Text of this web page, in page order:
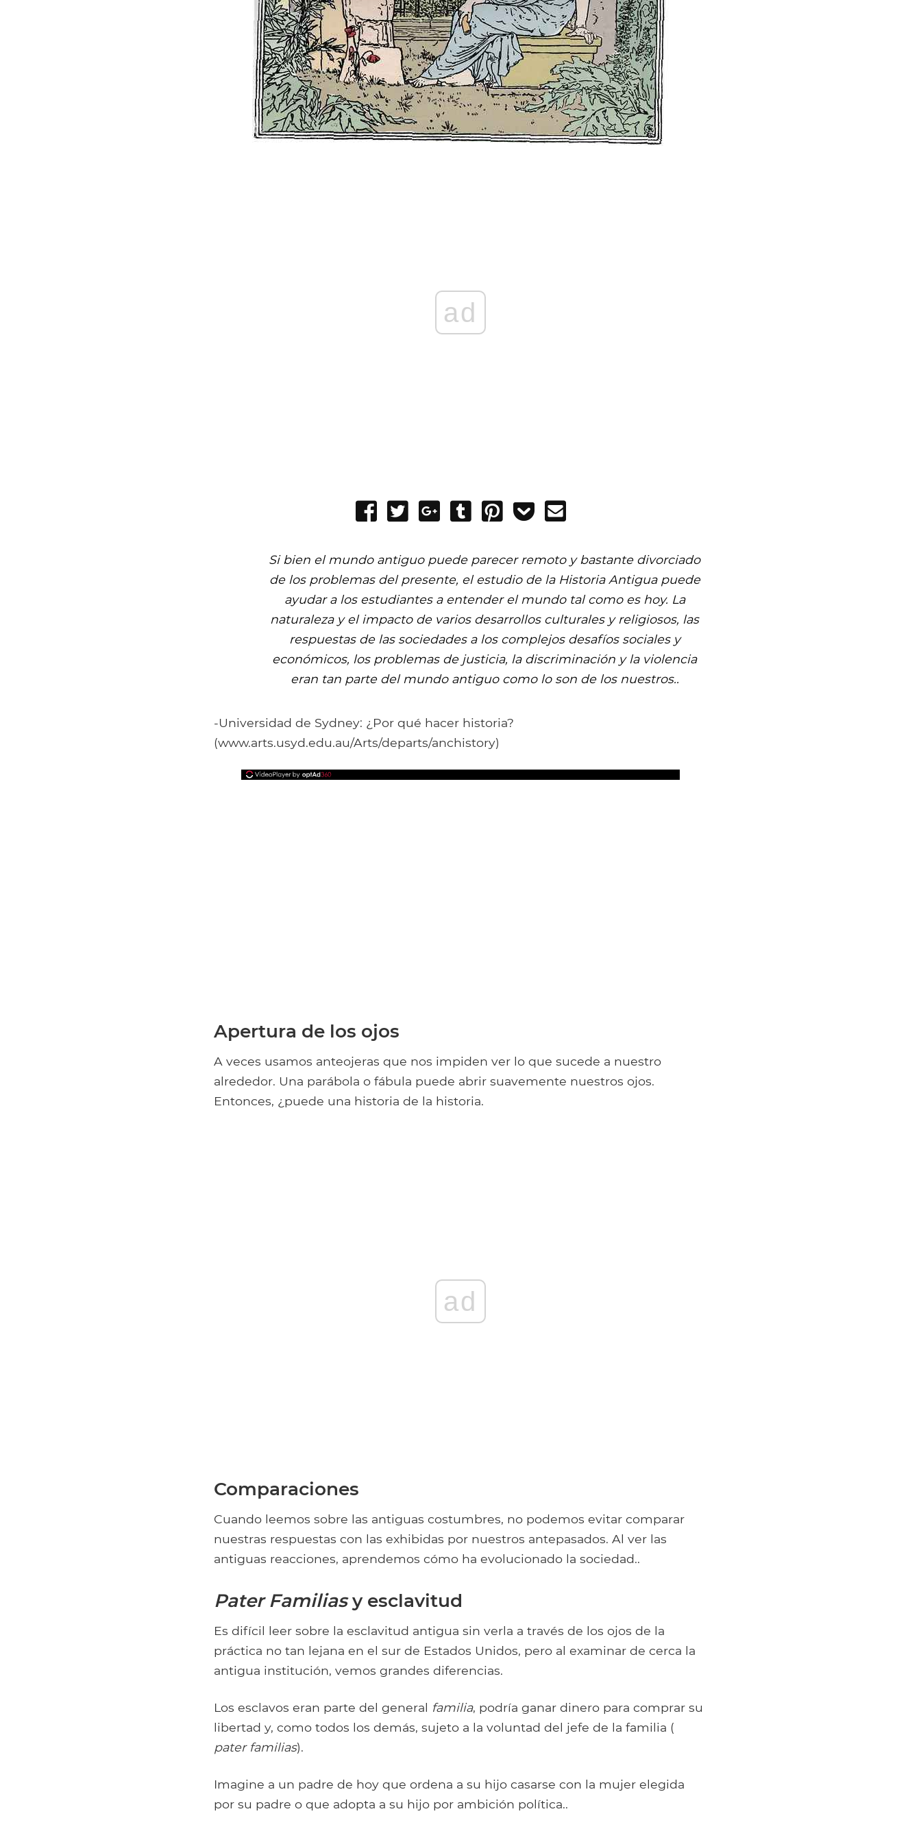
ad
Share
Tweet
Share
Post
Pin
Add
Si bien el mundo antiguo puede parecer remoto y bastante divorciado
de los problemas del presente, el estudio de la Historia Antigua puede
ayudar a los estudiantes a entender el mundo tal como es hoy. La
naturaleza y el impacto de varios desarrollos culturales y religiosos, las
respuestas de las sociedades a los complejos desafíos sociales y
económicos, los problemas de justicia, la discriminación y la violencia
eran tan parte del mundo antiguo como lo son de los nuestros..
-Universidad de Sydney: ¿Por qué hacer historia?
(www.arts.usyd.edu.au/Arts/departs/anchistory)
Apertura de los ojos
A veces usamos anteojeras que nos impiden ver lo que sucede a nuestro
alrededor. Una parábola o fábula puede abrir suavemente nuestros ojos.
Entonces, ¿puede una historia de la historia.
ad
Comparaciones
Cuando leemos sobre las antiguas costumbres, no podemos evitar comparar
nuestras respuestas con las exhibidas por nuestros antepasados. Al ver las
antiguas reacciones, aprendemos cómo ha evolucionado la sociedad..
Pater Familiasy esclavitud
Es difícil leer sobre la esclavitud antigua sin verla a través de los ojos de la
práctica no tan lejana en el sur de Estados Unidos, pero al examinar de cerca la
antigua institución, vemos grandes diferencias.
Los esclavos eran parte del general familia, podría ganar dinero para comprar su
libertad y, como todos los demás, sujeto a la voluntad del jefe de la familia (
pater familias).
Imagine a un padre de hoy que ordena a su hijo casarse con la mujer elegida
por su padre o que adopta a su hijo por ambición política..